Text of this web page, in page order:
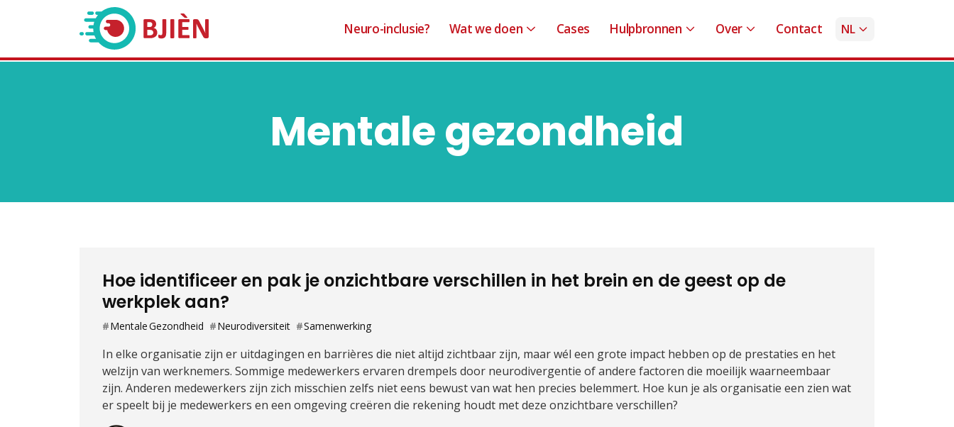
Neuro-inclusie? Wat we doen Cases Hulpbronnen Over Contact NL
Mentale gezondheid
Hoe identificeer en pak je onzichtbare verschillen in het brein en de geest op de
werkplek aan?
Mentale Gezondheid Neurodiversiteit Samenwerking
In elke organisatie zijn er uitdagingen en barrières die niet altijd zichtbaar zijn, maar wél een grote impact hebben op de prestaties en het
welzijn van werknemers. Sommige medewerkers ervaren drempels door neurodivergentie of andere factoren die moeilijk waarneembaar
zijn. Anderen medewerkers zijn zich misschien zelfs niet eens bewust van wat hen precies belemmert. Hoe kun je als organisatie een zien wat
er speelt bij je medewerkers en een omgeving creëren die rekening houdt met deze onzichtbare verschillen?